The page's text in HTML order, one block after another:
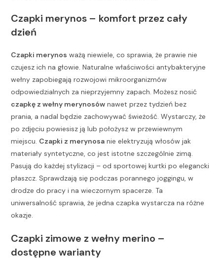
Czapki merynos – komfort przez cały
dzień
Czapki merynos ważą niewiele, co sprawia, że prawie nie
czujesz ich na głowie. Naturalne właściwości antybakteryjne
wełny zapobiegają rozwojowi mikroorganizmów
odpowiedzialnych za nieprzyjemny zapach. Możesz nosić
czapkę z wełny merynosów nawet przez tydzień bez
prania, a nadal będzie zachowywać świeżość. Wystarczy, że
po zdjęciu powiesisz ją lub położysz w przewiewnym
miejscu. Czapki z merynosa nie elektryzują włosów jak
materiały syntetyczne, co jest istotne szczególnie zimą.
Pasują do każdej stylizacji – od sportowej kurtki po elegancki
płaszcz. Sprawdzają się podczas porannego joggingu, w
drodze do pracy i na wieczornym spacerze. Ta
uniwersalność sprawia, że jedna czapka wystarcza na różne
okazje.
Czapki zimowe z wełny merino –
dostępne warianty